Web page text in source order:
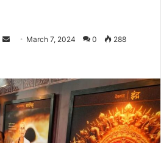
Send March 7, 2024 0 288